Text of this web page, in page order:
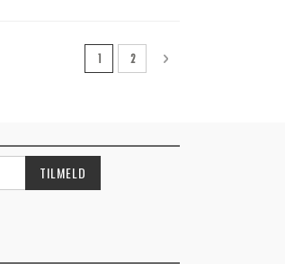
Du læser i øjeblikket side
1 Side
2 Side
Videre
TILMELD